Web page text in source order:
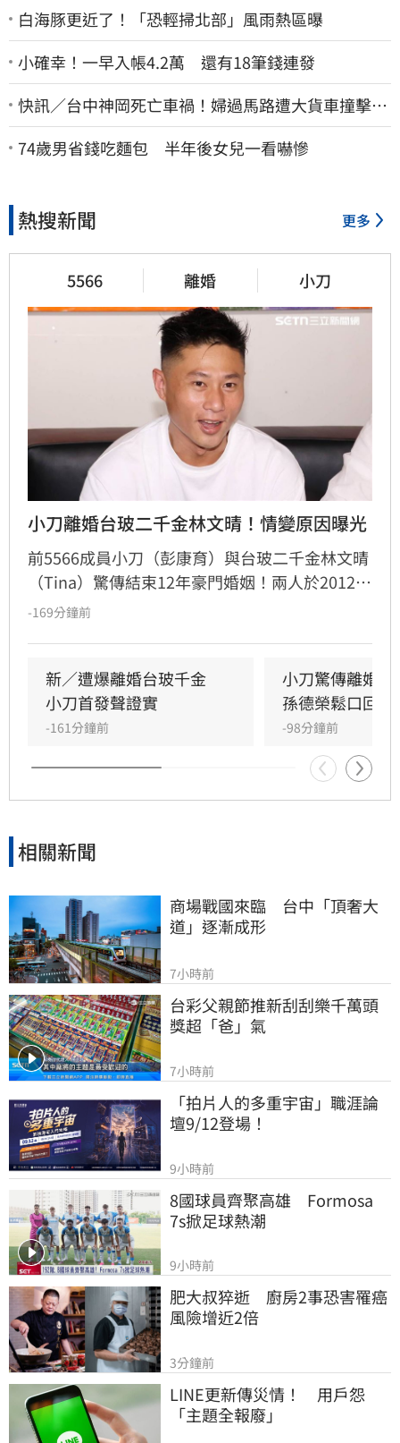
白海豚更近了！「恐輕掃北部」風雨熱區曝
小確幸！一早入帳4.2萬 還有18筆錢連發
快訊／台中神岡死亡車禍！婦過馬路遭大貨車撞擊…
下半身輾碎慘死路口
74歲男省錢吃麵包 半年後女兒一看嚇慘
熱搜新聞 更多
5566 離婚 小刀
小刀離婚台玻二千金林文晴！情變原因曝光
前5566成員小刀（彭康育）與台玻二千金林文晴
（Tina）驚傳結束12年豪門婚姻！兩人於2012年
舉辦耗資逾500萬的世紀婚宴，曾是演藝圈與豪
長年相處失去交集，且小刀長期「無特別作為」
導致感情破裂。小刀昔日以5566成員身分紅遍亞
洲，後轉型幕後經營影視與文創事業，對於婚變
傳聞，雙方至今皆未公開回應與說明，昔日宛如
童
-169分鐘前
新／遭爆離婚台玻千金
小刀首發聲證實
-161分鐘前
小刀驚傳離婚
孫德榮鬆口回應
-98分鐘前
相關新聞
商場戰國來臨　台中「頂奢大
道」逐漸成形
7小時前
台彩父親節推新刮刮樂千萬頭
獎超「爸」氣
7小時前
「拍片人的多重宇宙」職涯論
壇9/12登場！
9小時前
8國球員齊聚高雄　Formosa
7s掀足球熱潮
9小時前
肥大叔猝逝　廚房2事恐害罹癌
風險增近2倍
3分鐘前
LINE更新傳災情！　用戶怨
「主題全報廢」